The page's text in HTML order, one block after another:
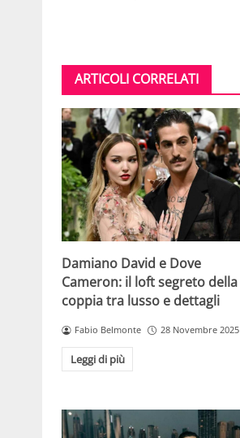
ARTICOLI CORRELATI
Damiano David e Dove
Cameron: il loft segreto della
coppia tra lusso e dettagli
Fabio Belmonte 28 Novembre 2025
Leggi di più